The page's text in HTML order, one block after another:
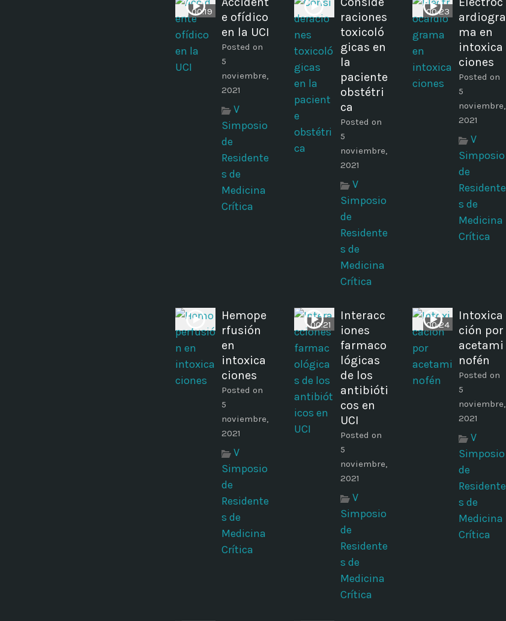
00:19
e ofídico
en la UCI
Posted on
5
noviembre,
2021
V
Simposio
de
Residente
s de
Medicina
Crítica
raciones
toxicoló
gicas en
la
paciente
obstétri
ca
Posted on
5
noviembre,
2021
V
Simposio
de
Residente
s de
Medicina
Crítica
00:23
ardiogra
ma en
intoxica
ciones
Posted on
5
noviembre,
2021
V
Simposio
de
Residente
s de
Medicina
Crítica
Hemope
rfusión
en
intoxica
ciones
Posted on
5
noviembre,
2021
V
Simposio
de
Residente
s de
Medicina
Crítica
00:21
Interacc
iones
farmaco
lógicas
de los
antibióti
cos en
UCI
Posted on
5
noviembre,
2021
V
Simposio
de
Residente
s de
Medicina
Crítica
00:24
Intoxica
ción por
acetami
nofén
Posted on
5
noviembre,
2021
V
Simposio
de
Residente
s de
Medicina
Crítica